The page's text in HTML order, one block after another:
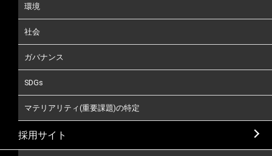
環境
社会
ガバナンス
SDGs
マテリアリティ(重要課題)の特定
採用サイト